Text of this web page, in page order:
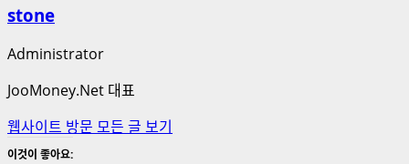
stone
Administrator
JooMoney.Net 대표
웹사이트 방문 모든 글 보기
이것이 좋아요: